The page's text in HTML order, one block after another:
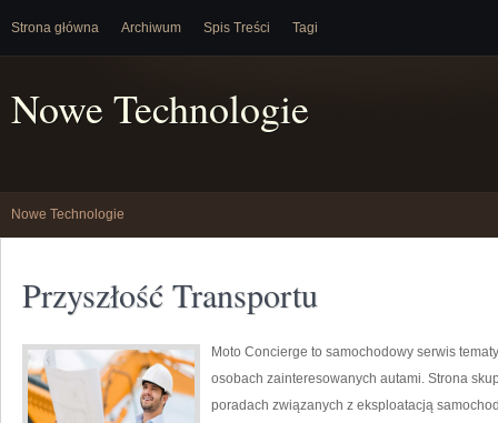
Strona główna Archiwum Spis Treści Tagi
Nowe Technologie
Nowe Technologie
Przyszłość Transportu
Moto Concierge to samochodowy serwis
osobach zainteresowanych autami. Strona
poradach związanych z eksploatacją